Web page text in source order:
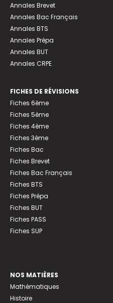
Annales Brevet
Annales Bac Français
Annales BTS
Annales Prépa
Annales BUT
Annales CRPE
FICHES DE RÉVISIONS
Fiches 6ème
Fiches 5ème
Fiches 4ème
Fiches 3ème
Fiches Bac
Fiches Brevet
Fiches Bac Français
Fiches BTS
Fiches Prépa
Fiches BUT
Fiches PASS
Fiches SUP
NOS MATIÈRES
Mathématiques
Histoire